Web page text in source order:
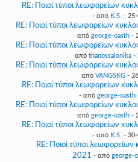
RE: Ποιοί τύποι λεωφορείων
- από K.S. -
RE: Ποιοί τύποι λεωφορείων
από george-oasth-
RE: Ποιοί τύποι λεωφορείων
από thanossalonika -
RE: Ποιοί τύποι λεωφορείων
από VANGSKG-
RE: Ποιοί τύποι λεωφορείων
- από george-oasth
RE: Ποιοί τύποι λεωφορείων
από george-oasth-
RE: Ποιοί τύποι λεωφορείων
- από K.S. -
RE: Ποιοί τύποι
2021 - από george-